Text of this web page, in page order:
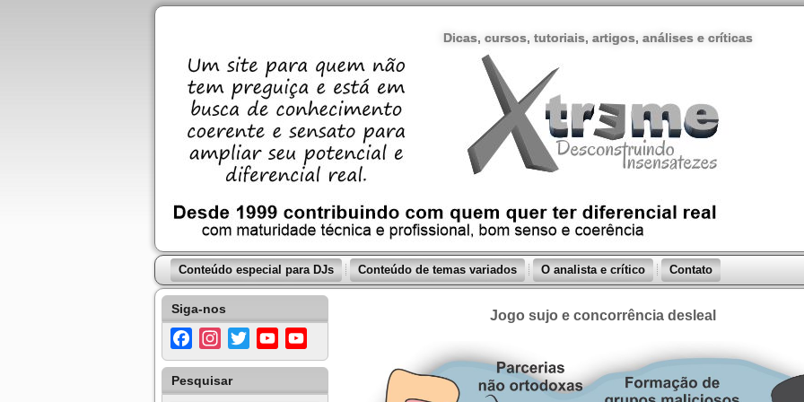
Dicas, cursos, tutoriais, artigos, análises e críticas
Conteúdo especial para DJs Conteúdo de temas variados O analista e crítico Contato
Siga-nos
FacebookInstagramTwitterYouTube
Channel
Pesquisar
Jogo sujo e concorrência desleal